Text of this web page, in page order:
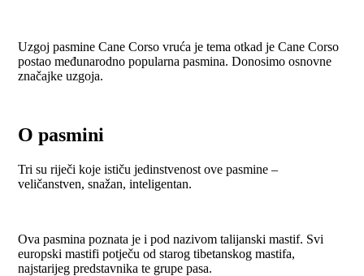
Uzgoj pasmine Cane Corso vruća je tema otkad je Cane Corso
postao međunarodno popularna pasmina. Donosimo osnovne
značajke uzgoja.
O pasmini
Tri su riječi koje ističu jedinstvenost ove pasmine –
veličanstven, snažan, inteligentan.
Ova pasmina poznata je i pod nazivom talijanski mastif. Svi
europski mastifi potječu od starog tibetanskog mastifa,
najstarijeg predstavnika te grupe pasa.